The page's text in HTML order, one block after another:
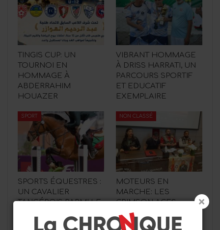
TINGIS CUP: UN
TOURNOI EN
HOMMAGE À
ABDERRAHIM
HOUAZER
VIBRANT HOMMAGE
À DRISS HARRATI, UN
PARCOURS SPORTIF
ET EDUCATIF
EXEMPLAIRE
SPORT
SPORTS ÉQUESTRES :
UN CAVALIER
TANGÉROIS PARMI LE
NON CLASSÉ
MOTEURS EN
MARCHE: LES
CRIMSON ACES
LANCENT LEUR
CHAPTER TANGÉROIS